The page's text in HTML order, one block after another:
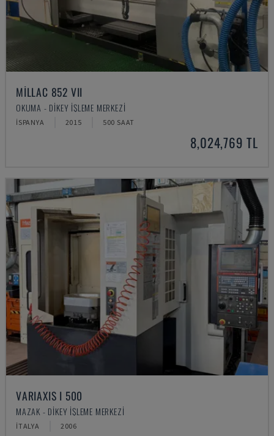
MILLAC 852 VII
OKUMA - DIKEY İŞLEME MERKEZI
İSPANYA 2015 500 SAAT
8,024,769 TL
VARIAXIS I 500
MAZAK - DIKEY İŞLEME MERKEZI
İTALYA 2006